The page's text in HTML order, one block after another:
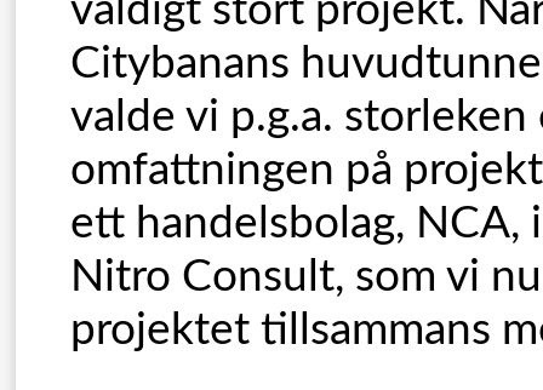
väldigt stort projekt.
Citybanans
valde vi p.g.a. storleken
omfattningen på
ett handelsbolag, NCA,
Nitro Consult, som vi
projektet tillsammans